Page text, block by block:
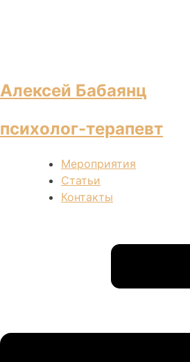
Алексей Бабаянц
психолог-терапевт
Мероприятия
Статьи
Контакты